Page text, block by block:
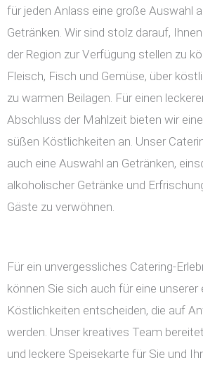
für jeden Anlass eine große Auswahl
Getränken. Wir sind stolz darauf,
der Region zur Verfügung stellen zu
Fleisch, Fisch und Gemüse, über
zu warmen Beilagen. Für einen
Abschluss der Mahlzeit bieten wir
süßen Köstlichkeiten an. Unser
auch eine Auswahl an Getränken,
alkoholischer Getränke und
Gäste zu verwöhnen.
Für ein unvergessliches Catering-
können Sie sich auch für eine unserer
Köstlichkeiten entscheiden, die auf
werden. Unser kreatives Team
und leckere Speisekarte für Sie und